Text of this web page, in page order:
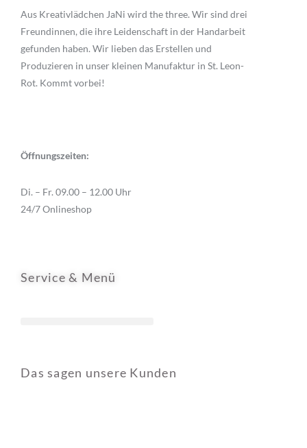
Aus Kreativlädchen JaNi wird the three. Wir sind drei
Freundinnen, die ihre Leidenschaft in der Handarbeit
gefunden haben. Wir lieben das Erstellen und
Produzieren in unser kleinen Manufaktur in St. Leon-
Rot. Kommt vorbei!
Öffnungszeiten:
Di. – Fr. 09.00 – 12.00 Uhr
24/7 Onlineshop
Service & Menü
Das sagen unsere Kunden